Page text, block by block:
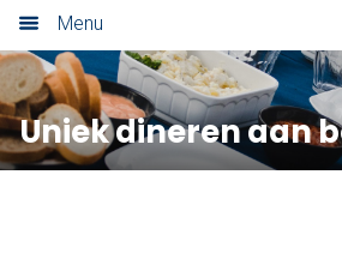
Menu
Home
Nieuwsoverzicht
Uniek dineren aan